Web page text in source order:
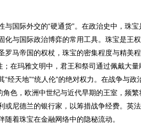
国际外交的“硬通货”。在政治史中，珠宝
化与国际政治博弈的常用工具。珠宝是王
罗马帝国的权杖，珠宝的密集程度与精美
；在玛雅文明中，君王和祭司通过佩戴大
经天地”“统人伦”的绝对权力。在战争与政
角色，欧洲中世纪与近代早期的王室，频繁
或尼德兰的银行家，以筹措战争经费。英
着珠宝在金融网络中的隐秘流动。